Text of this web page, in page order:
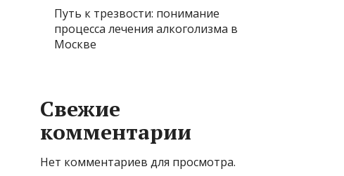
Путь к трезвости: понимание
процесса лечения алкоголизма в
Москве
Свежие
комментарии
Нет комментариев для просмотра.